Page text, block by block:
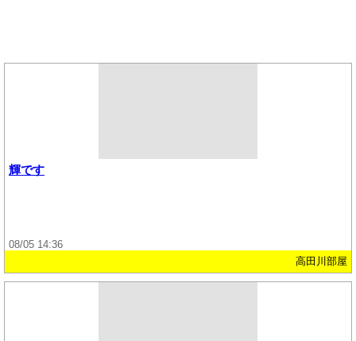
輝です
08/05 14:36
高田川部屋